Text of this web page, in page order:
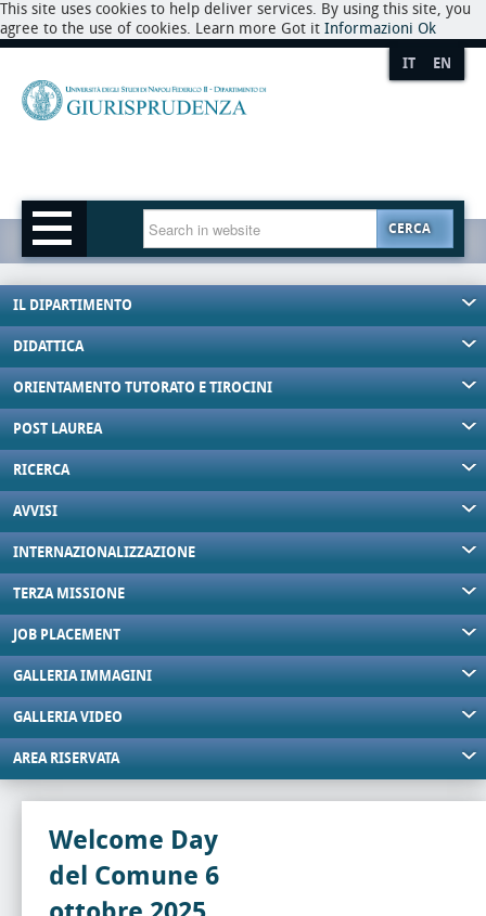
This site uses cookies to help deliver services. By using this site, you
agree to the use of cookies. Learn more Got it Informazioni Ok
IT EN
CERCA
IL DIPARTIMENTO
DIDATTICA
ORIENTAMENTO TUTORATO E TIROCINI
POST LAUREA
RICERCA
AVVISI
INTERNAZIONALIZZAZIONE
TERZA MISSIONE
JOB PLACEMENT
GALLERIA IMMAGINI
GALLERIA VIDEO
AREA RISERVATA
Welcome Day
del Comune 6